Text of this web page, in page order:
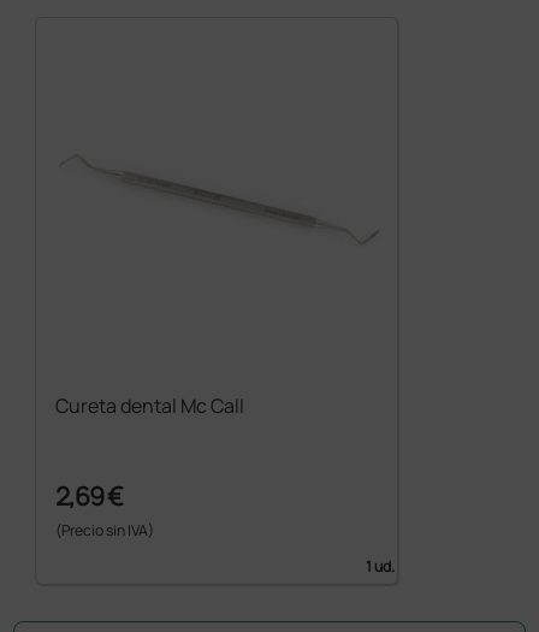
Cureta dental Mc Call
2,69 €
(Precio sin IVA)
1 ud.